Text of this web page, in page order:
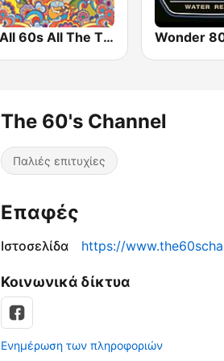
All 60s All The Time Wonder
The 60's Channel
Παλιές επιτυχίες
Επαφές
Ιστοσελίδα https://
Κοινωνικά δίκτυα
Ενημέρωση των πληροφοριών